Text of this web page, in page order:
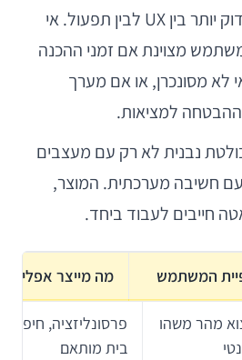
במקביל, נוצר חיבור הדוק יותר בין UX לבין תפעול. אי
מצוינת אם זמני ההכנה
לא מסונכרן, או אם מערך
ההבטחה למציאות.
נבנית לא רק עם מעצבים
חשיבה מערכתית. המוצר,
חייבים לעבוד ביחד.
המשתמש מה מייצר
מהר משהו
פרסונליזציה,
בית מותאם